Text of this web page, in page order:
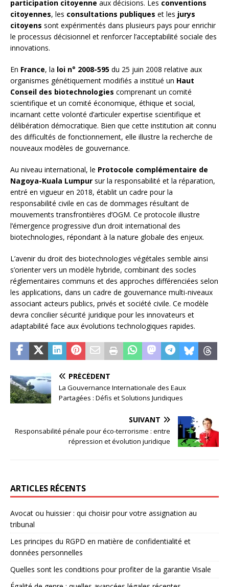
participation citoyenne aux décisions. Les conventions
citoyennes, les consultations publiques et les jurys
citoyens sont expérimentés dans plusieurs pays pour enrichir
le processus décisionnel et renforcer l’acceptabilité sociale des
innovations.
En France, la loi n° 2008-595 du 25 juin 2008 relative aux
organismes génétiquement modifiés a institué un Haut
Conseil des biotechnologies comprenant un comité
scientifique et un comité économique, éthique et social,
incarnant cette volonté d’articuler expertise scientifique et
délibération démocratique. Bien que cette institution ait connu
des difficultés de fonctionnement, elle illustre la recherche de
nouveaux modèles de gouvernance.
Au niveau international, le Protocole complémentaire de
Nagoya-Kuala Lumpur sur la responsabilité et la réparation,
entré en vigueur en 2018, établit un cadre pour la
responsabilité civile en cas de dommages résultant de
mouvements transfrontières d’OGM. Ce protocole illustre
l’émergence progressive d’un droit international des
biotechnologies, répondant à la nature globale des enjeux.
L’avenir du droit des biotechnologies végétales semble ainsi
s’orienter vers un modèle hybride, combinant des socles
réglementaires communs et des approches différenciées selon
les applications, dans un cadre de gouvernance multi-niveaux
associant acteurs publics, privés et société civile. Ce modèle
devra concilier sécurité juridique pour les innovateurs et
adaptabilité face aux évolutions technologiques rapides.
PRÉCÉDENT
La Gouvernance Internationale des Eaux
Partagées : Défis et Solutions Juridiques
SUIVANT
Responsabilité pénale pour éco-terrorisme : entre
répression et évolution juridique
ARTICLES RÉCENTS
Avocat ou huissier : qui choisir pour votre assignation au
tribunal
Les principes du RGPD en matière de confidentialité et
données personnelles
Quelles sont les conditions pour profiter de la garantie Visale